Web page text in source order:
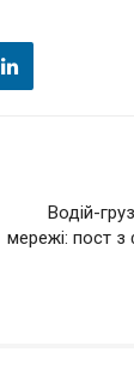
Водій-
мережі: пост з